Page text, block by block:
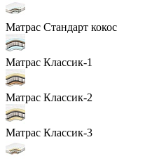
Матрас Стандарт кокос
Матрас Классик-1
Матрас Классик-2
Матрас Классик-3